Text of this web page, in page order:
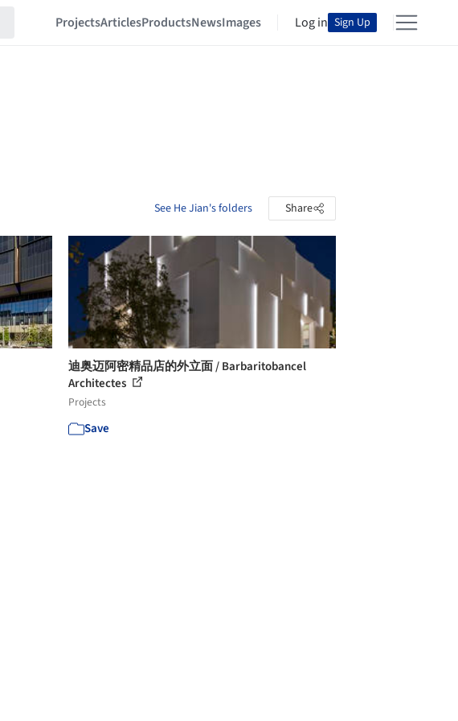
ProjectsArticlesProductsNewsImages Log in Sign Up
See He Jian's folders Share
迪奥迈阿密精品店的外立面 / Barbaritobancel
Architectes
Projects
Save